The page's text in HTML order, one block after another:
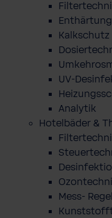
Enthärtung
Kalkschutz
UV-
Analytik
Hotelbäder &
Mess-